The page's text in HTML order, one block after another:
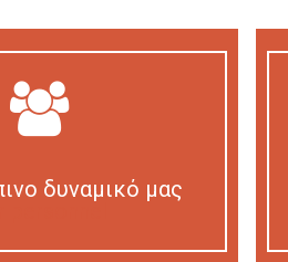
δυναμικό μας